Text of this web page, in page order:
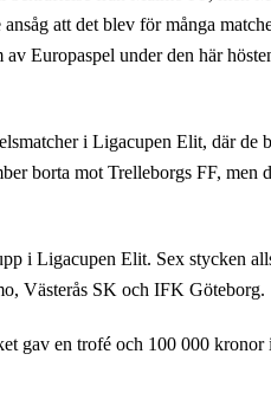
att det blev för många
Europaspel under den här
i Ligacupen Elit, där
borta mot Trelleborgs FF,
i Ligacupen Elit. Sex stycken
Västerås SK och IFK Göteborg.
gav en trofé och 100 000